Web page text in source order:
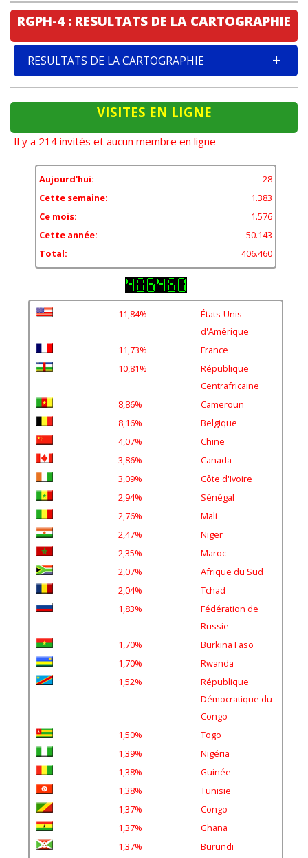
RGPH-4 : RESULTATS DE LA CARTOGRAPHIE
RESULTATS DE LA CARTOGRAPHIE
VISITES EN LIGNE
Il y a 214 invités et aucun membre en ligne
Aujourd'hui:
28
Cette semaine:
1.383
Ce mois:
1.576
Cette année:
50.143
Total:
406.460
11,84%
États-Unis
d'Amérique
11,73%
France
10,81%
République
Centrafricaine
8,86%
Cameroun
8,16%
Belgique
4,07%
Chine
3,86%
Canada
3,09%
Côte d'Ivoire
2,94%
Sénégal
2,76%
Mali
2,47%
Niger
2,35%
Maroc
2,07%
Afrique du Sud
2,04%
Tchad
1,83%
Fédération de
Russie
1,70%
Burkina Faso
1,70%
Rwanda
1,52%
République
Démocratique du
Congo
1,50%
Togo
1,39%
Nigéria
1,38%
Guinée
1,38%
Tunisie
1,37%
Congo
1,37%
Ghana
1,37%
Burundi